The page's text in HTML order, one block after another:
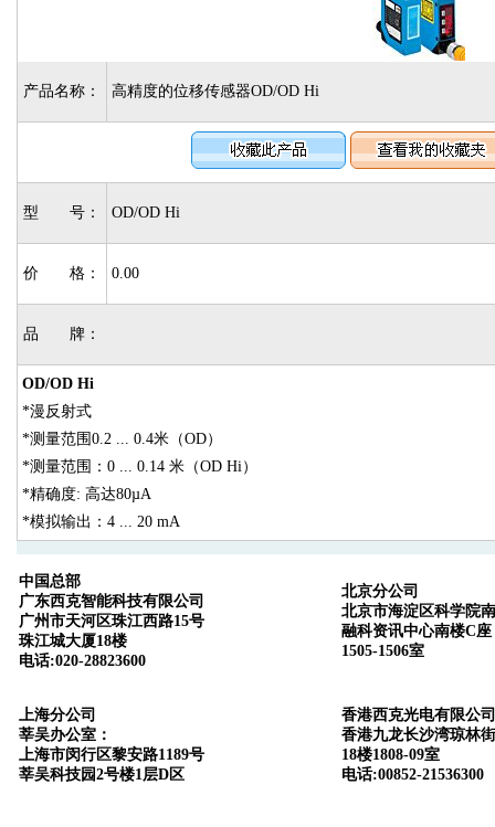
产品名称： 高精度的位移传感器OD/OD Hi
型 号： OD/OD Hi
价 格： 0.00
品 牌：
OD/OD Hi
*漫反射式
*测量范围0.2 ... 0.4米（OD）
*测量范围：0 ... 0.14 米（OD Hi）
*精确度: 高达80µA
*模拟输出：4 ... 20 mA
中国总部
广东西克智能科技有限公司
广州市天河区珠江西路15号
珠江城大厦18楼
电话:020-28823600
北京分公司
北京市海淀区科学院
融科资讯中心南楼C座
1505-1506室
上海分公司
莘吴办公室：
上海市闵行区黎安路1189号
莘吴科技园2号楼1层D区
香港西克光电有限公司
香港九龙长沙湾琼林
18楼1808-09室
电话:00852-21536300